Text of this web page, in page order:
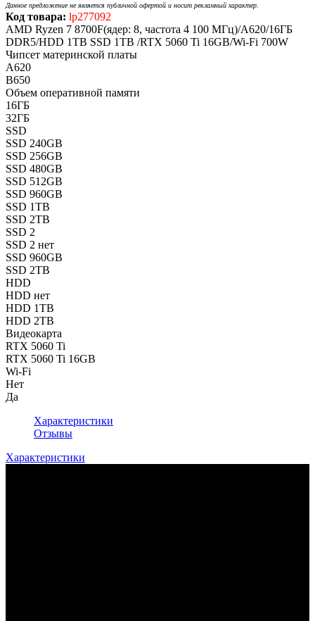
Данное предложение не является публичной офертой и носит рекламный характер.
Код товара: lp277092
AMD Ryzen 7 8700F(ядер: 8, частота 4 100 МГц)/A620/16ГБ
DDR5/HDD 1TB SSD 1TB /RTX 5060 Ti 16GB/Wi-Fi 700W
Чипсет материнской платы
A620
B650
Объем оперативной памяти
16ГБ
32ГБ
SSD
SSD 240GB
SSD 256GB
SSD 480GB
SSD 512GB
SSD 960GB
SSD 1TB
SSD 2TB
SSD 2
SSD 2 нет
SSD 960GB
SSD 2TB
HDD
HDD нет
HDD 1TB
HDD 2TB
Видеокарта
RTX 5060 Ti
RTX 5060 Ti 16GB
Wi-Fi
Нет
Да
Характеристики
Отзывы
Характеристики